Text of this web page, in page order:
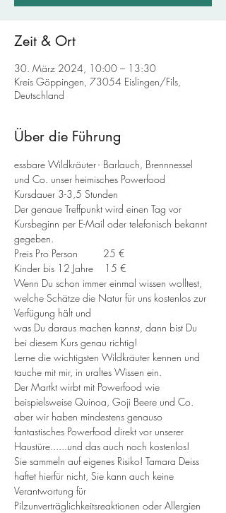
Zeit & Ort
30. März 2024, 10:00 – 13:30
Kreis Göppingen, 73054 Eislingen/Fils,
Deutschland
Über die Führung
essbare Wildkräuter - Barlauch, Brennnessel
und Co. unser heimisches Powerfood
Kursdauer 3-3,5 Stunden
Der genaue Treffpunkt wird einen Tag vor
Kursbeginn per E-Mail oder telefonisch bekannt
gegeben.
Preis Pro Person         25 €
Kinder bis 12 Jahre    15 €
Wenn Du schon immer einmal wissen wolltest,
welche Schätze die Natur für uns kostenlos zur
Verfügung hält und
was Du daraus machen kannst, dann bist Du
bei diesem Kurs genau richtig!
Lerne die wichtigsten Wildkräuter kennen und
tauche mit mir, in uraltes Wissen ein.
Der Martkt wirbt mit Powerfood wie
beispielsweise Quinoa, Goji Beere und Co.
aber wir haben mindestens genauso
fantastisches Powerfood direkt vor unserer
Haustüre......und das auch noch kostenlos!
Sie sammeln auf eigenes Risiko! Tamara Deiss
haftet hierfür nicht, Sie kann auch keine
Verantwortung für
Pilzunverträglichkeitsreaktionen oder Allergien